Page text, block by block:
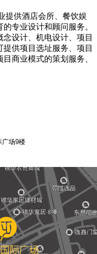
提供酒店会所、餐饮娱
专业设计和顾问服务。
设计、机电设计、项目
供项目选址服务、项目
商业模式的策划服务、
广场9楼